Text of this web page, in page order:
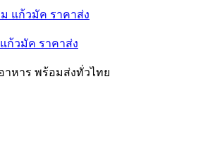
ก้วมัค ราคาส่ง
าหาร พร้อมส่งทั่วไทย